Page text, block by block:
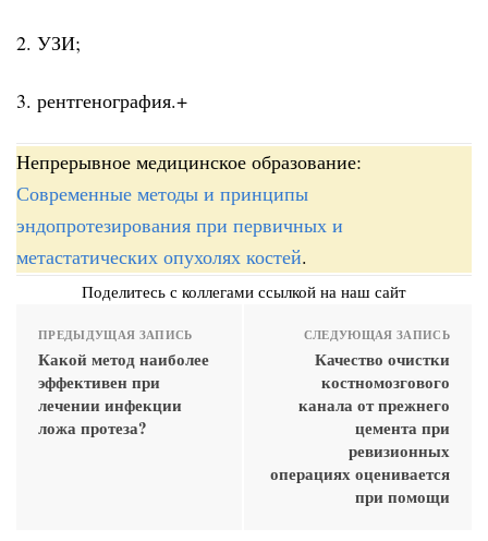
2. УЗИ;
3. рентгенография.+
Непрерывное медицинское образование:
Современные методы и принципы
эндопротезирования при первичных и
метастатических опухолях костей.
Поделитесь с коллегами ссылкой на наш сайт
ПРЕДЫДУЩАЯ ЗАПИСЬ
Какой метод наиболее
эффективен при
лечении инфекции
ложа протеза?
СЛЕДУЮЩАЯ ЗАПИСЬ
Качество очистки
костномозгового
канала от прежнего
цемента при
ревизионных
операциях оценивается
при помощи